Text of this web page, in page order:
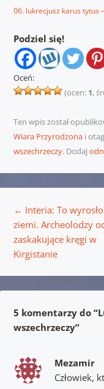
06. lukrecjusz karus tytus
Podziel się!
Oceń:
(ocen: 1,
Ten wpis został
Wiara Przyrodzonai
wszechrzeczy. Dodaj
← Interia: To
ziemi. Archeolodzy
zaskakujące kręgi w
Kirgistanie
5 komentarzy do “
wszechrzeczy”
Mezamir
Człowiek,